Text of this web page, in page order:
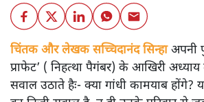
चिंतक और लेखक सच्चिदानंद सिन्हाअपनी
प्राफेट’ ( निहत्था पैगंबर) के आखिरी अध्याय
सवाल उठाते हैः- क्या गांधी कामयाब होंगे?